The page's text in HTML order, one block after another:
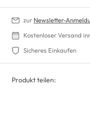
zur Newsletter-
Kostenloser Versand
Sicheres Einkaufen
Produkt teilen: